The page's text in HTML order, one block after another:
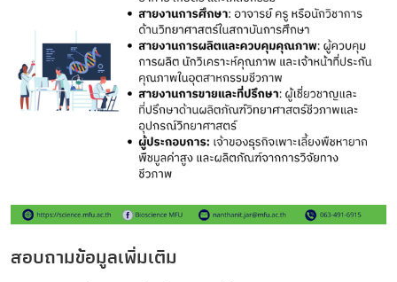
สอบถามข้อมูลเพิ่มเติม